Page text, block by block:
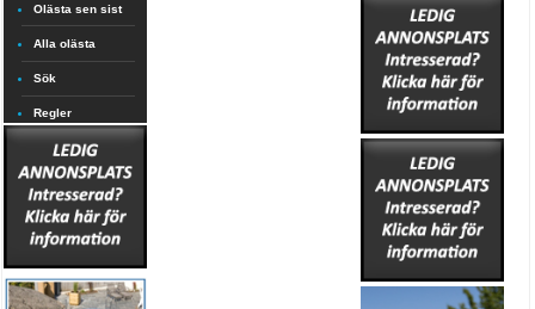
Olästa sen sist
Alla olästa
Sök
Regler